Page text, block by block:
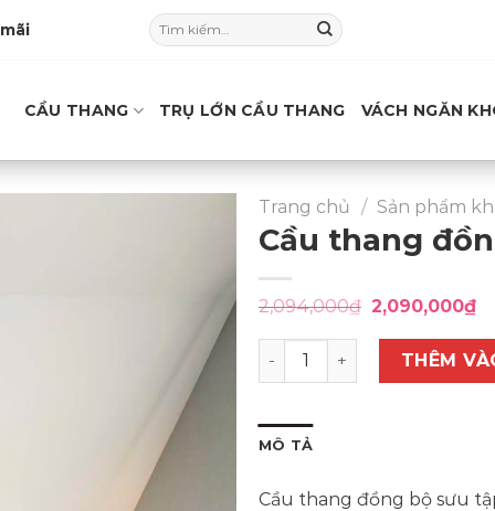
Tìm
kiếm:
CẦU THANG TRỤ LỚN CẦU THANG VÁCH NGĂN
Trang chủ / Sản phẩm
Cầu thang
2,094,000₫ Giá
gốc
là:
2,094,000₫.
2,090,000₫
tại
là:
Cầu thang đồng (19) C008
THÊM
MÔ TẢ
Cầu thang đồng bộ sưu